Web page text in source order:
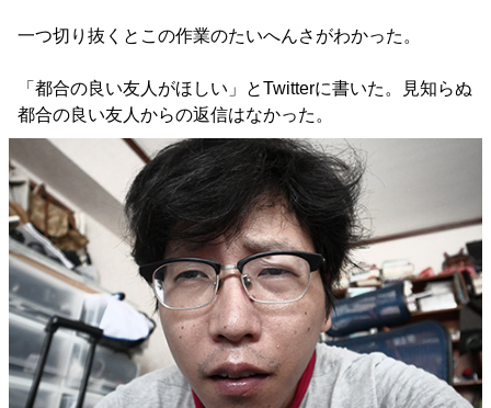
一つ切り抜くとこの作業のたいへんさがわかった。
「都合の良い友人がほしい」とTwitterに書いた。見知らぬ
都合の良い友人からの返信はなかった。